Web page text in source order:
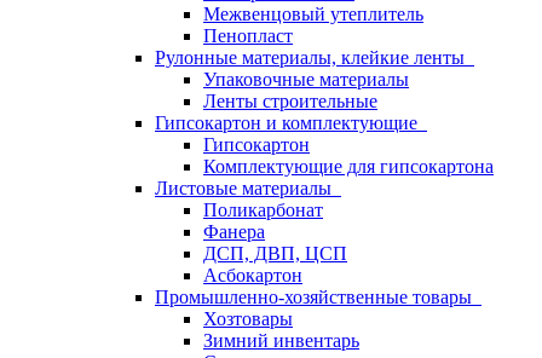
Межвенцовый утеплитель
Пенопласт
Рулонные материалы, клейкие ленты
Упаковочные материалы
Ленты строительные
Гипсокартон и комплектующие
Гипсокартон
Комплектующие для гипсокартона
Листовые материалы
Поликарбонат
Фанера
ДСП, ДВП, ЦСП
Асбокартон
Промышленно-хозяйственные товары
Хозтовары
Зимний инвентарь